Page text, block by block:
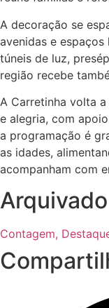
A decoração se
avenidas e
túneis de luz,
região recebe
A Carretinha volta
e alegria, com
a programação é
as idades,
acompanham com
Contagem,